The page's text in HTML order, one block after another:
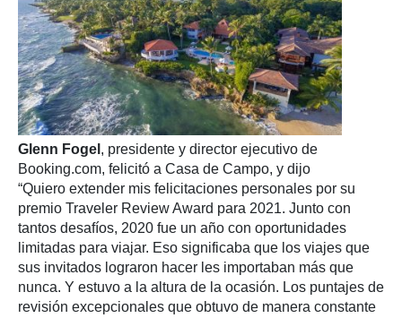
Glenn Fogel , presidente y director ejecutivo de
Booking.com, felicitó a Casa de Campo, y dijo
“Quiero extender mis felicitaciones personales por su
premio Traveler Review Award para 2021. Junto con
tantos desafíos, 2020 fue un año con oportunidades
limitadas para viajar. Eso significaba que los viajes que
sus invitados lograron hacer les importaban más que
nunca. Y estuvo a la altura de la ocasión. Los puntajes de
revisión excepcionales que obtuvo de manera constante